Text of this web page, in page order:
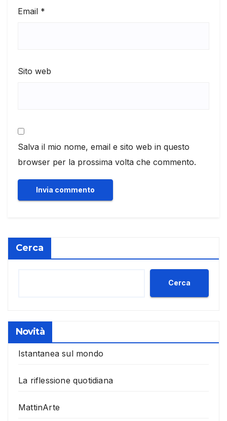
Email *
Sito web
Salva il mio nome, email e sito web in questo
browser per la prossima volta che commento.
Cerca
Cerca
Novità
Istantanea sul mondo
La riflessione quotidiana
MattinArte